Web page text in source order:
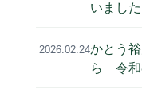
いまし
2026.02.24かとう
ら 令和